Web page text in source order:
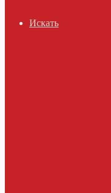
Искать